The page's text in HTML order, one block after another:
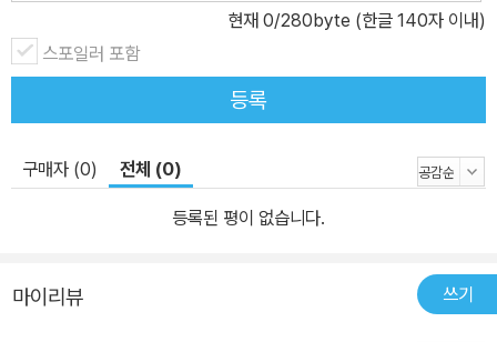
다는 개념이 차츰 자리를 잡아가고 있다. ‘행복’을 주제로 하는 자기계
발서들도 꾸준한 인기를 얻고 있으며, 올해의 트렌드로 ‘작지만 확실
한 행복’이라는 의미의 ‘소확행’이라는 개념까지 등장했다고 하니 행
복에 대한 관심이 그 어느 때보다 높아진 오늘날이다. 『데이트하자!』
복한 미래를 응원하고 꿈꾼다. 그러나 그 방법으로 청소년들에게 “행
않는다. 작가가 이야기하는 행복이란 부와 명예를 얻는 것도 아닌, 그
타인을 있는 그대로 받아들이고 그 개성을 발휘하면서 내가 나인 채
현재 0/280byte (한글 140자 이내)
스포일러 포함
등록
구매자 (0) 전체 (0)
등록된 평이 없습니다.
마이리뷰 쓰기